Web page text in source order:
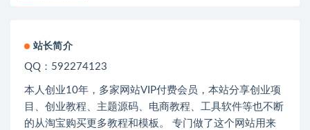
站长简介
QQ：592274123
本人创业10年，多家网站VIP付费会员，本站分享创业项
目、创业教程、主题源码、电商教程、工具软件等也不断
的从淘宝购买更多教程和模板。 专门做了这个网站用来